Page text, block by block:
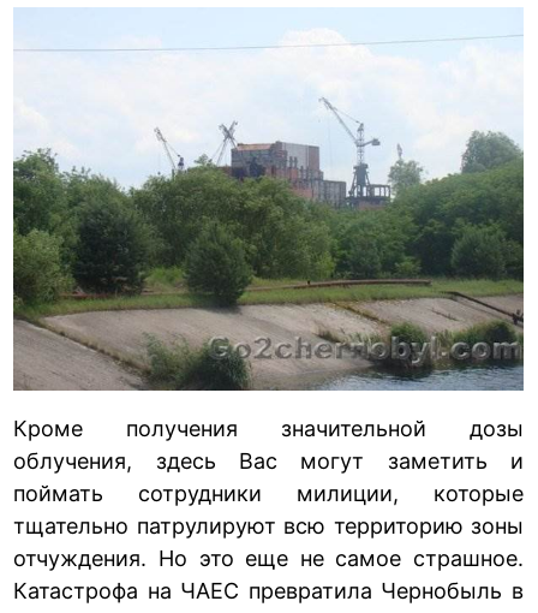
Кроме получения значительной дозы
облучения, здесь Вас могут заметить и
поймать сотрудники милиции, которые
тщательно патрулируют всю территорию зоны
отчуждения. Но это еще не самое страшное.
Катастрофа на ЧАЕС превратила Чернобыль в